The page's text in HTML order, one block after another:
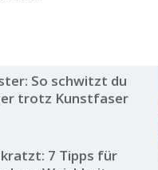
So schwitzt du
trotz Kunstfaser
7 Tipps für